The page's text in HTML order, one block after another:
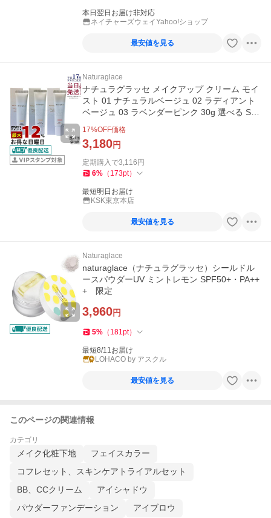
本日翌日お届け非対応
ネイチャーズウェイYahoo!ショップ
最安値を見る
Naturaglace
ナチュラグラッセ メイクアップ クリーム モイ
スト 01 ナチュラルベージュ 02 ラディアント
ベージュ 03 ラベンダーピンク 30g 選べる SP
17%OFF価格
3,180円
定期購入で3,116 円
6% （ 173pt）
最短明日お届け
KSK東京本店
最安値を見る
Naturaglace
naturaglace（ナチュラグラッセ）シールドル
ースパウダーUV ミントレモン SPF50+・PA++
+ 限定
3,960円
5% （ 181pt）
最短8/11お届け
LOHACO by アスクル
最安値を見る
このページの関連情報
カテゴリ
メイク化粧下地
フェイスカラー
コフレセット、スキンケアトライアルセット
BB、CCクリーム
アイシャドウ
パウダーファンデーション
アイブロウ